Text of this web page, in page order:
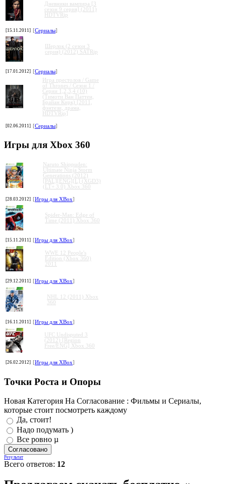
Дневники вампира [3
сезон 9 серия] (2011)
HDTVRip
[15.11.2011] [Сериалы]
Шерлок (2 сезон 3
серия) (2012) SATRip
[17.01.2012] [Сериалы]
Игра престолов / Game
of Thrones / Сезон 1 /
Серии 1,2,3,4 (10)
(Тимоти Ван Паттен,
Брайан Кирк) [2011,
фэнтези, драма,
HDTVRip]
[02.06.2011] [Сериалы]
Игры для Xbox 360
Naruto Shippuden:
Ultimate Ninja Storm
Generations (2012)
[PAL][ENG][L] (XGD3)
(LT+ 3.0) Xbox 360
[28.03.2012] [Игры для XBox]
Spider-Man: Edge of
Time (2011) Xbox 360
[15.11.2011] [Игры для XBox]
WWE 12 People's
Edition (Xbox 360)
2011
[29.12.2011] [Игры для XBox]
NHL 12 (2011) Xbox
360
[16.11.2011] [Игры для XBox]
UFC Undisputed 3
(2012) [Region
Free/ENG] Xbox 360
[26.02.2012] [Игры для XBox]
Точки Роста и Опоры
Новая Категория На Согласование : Фильмы и Сериалы,
которые стоит посмотреть каждому
Да, стоит!
Надо подумать )
Все ровно µ
Результат
Всего ответов: 12